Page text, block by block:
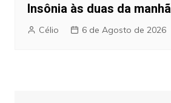
Insônia às duas da manhã
Célio 6 de Agosto de 2026